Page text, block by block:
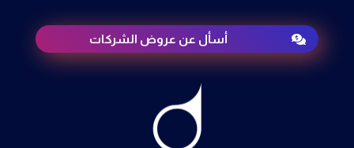
 أسأل عن عروض الشركات